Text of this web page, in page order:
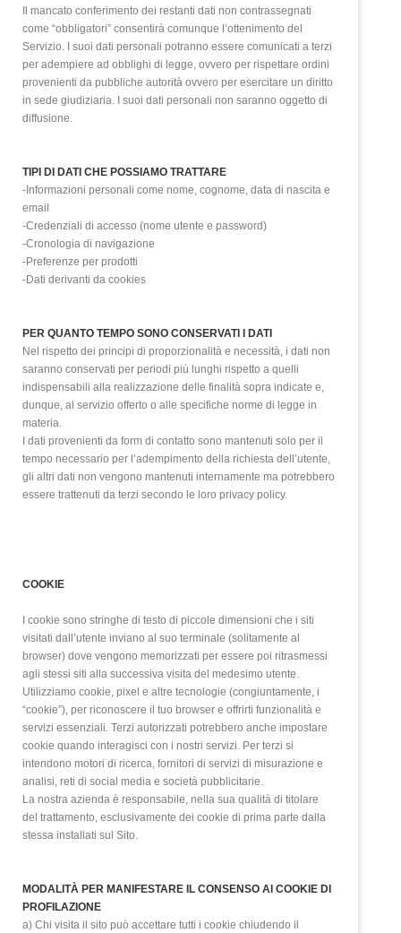
Il mancato conferimento dei restanti dati non contrassegnati
come “obbligatori” consentirà comunque l’ottenimento del
Servizio. I suoi dati personali potranno essere comunicati a terzi
per adempiere ad obblighi di legge, ovvero per rispettare ordini
provenienti da pubbliche autorità ovvero per esercitare un diritto
in sede giudiziaria. I suoi dati personali non saranno oggetto di
diffusione.
TIPI DI DATI CHE POSSIAMO TRATTARE
-Informazioni personali come nome, cognome, data di nascita e
email
-Credenziali di accesso (nome utente e password)
-Cronologia di navigazione
-Preferenze per prodotti
-Dati derivanti da cookies
PER QUANTO TEMPO SONO CONSERVATI I DATI
Nel rispetto dei principi di proporzionalità e necessità, i dati non
saranno conservati per periodi più lunghi rispetto a quelli
indispensabili alla realizzazione delle finalità sopra indicate e,
dunque, al servizio offerto o alle specifiche norme di legge in
materia.
I dati provenienti da form di contatto sono mantenuti solo per il
tempo necessario per l’adempimento della richiesta dell’utente,
gli altri dati non vengono mantenuti internamente ma potrebbero
essere trattenuti da terzi secondo le loro privacy policy.
COOKIE
I cookie sono stringhe di testo di piccole dimensioni che i siti
visitati dall’utente inviano al suo terminale (solitamente al
browser) dove vengono memorizzati per essere poi ritrasmessi
agli stessi siti alla successiva visita del medesimo utente.
Utilizziamo cookie, pixel e altre tecnologie (congiuntamente, i
“cookie”), per riconoscere il tuo browser e offrirti funzionalità e
servizi essenziali. Terzi autorizzati potrebbero anche impostare
cookie quando interagisci con i nostri servizi. Per terzi si
intendono motori di ricerca, fornitori di servizi di misurazione e
analisi, reti di social media e società pubblicitarie.
La nostra azienda è responsabile, nella sua qualità di titolare
del trattamento, esclusivamente dei cookie di prima parte dalla
stessa installati sul Sito.
MODALITÀ PER MANIFESTARE IL CONSENSO AI COOKIE DI
PROFILAZIONE
a) Chi visita il sito può accettare tutti i cookie chiudendo il